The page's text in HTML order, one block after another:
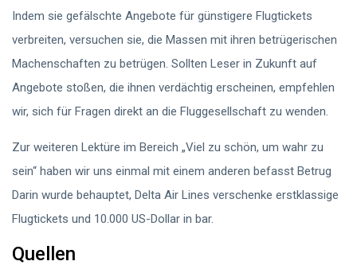
Indem sie gefälschte Angebote für günstigere Flugtickets
verbreiten, versuchen sie, die Massen mit ihren betrügerischen
Machenschaften zu betrügen. Sollten Leser in Zukunft auf
Angebote stoßen, die ihnen verdächtig erscheinen, empfehlen
wir, sich für Fragen direkt an die Fluggesellschaft zu wenden.
Zur weiteren Lektüre im Bereich „Viel zu schön, um wahr zu
sein“ haben wir uns einmal mit einem anderen befasst Betrug
Darin wurde behauptet, Delta Air Lines verschenke erstklassige
Flugtickets und 10.000 US-Dollar in bar.
Quellen